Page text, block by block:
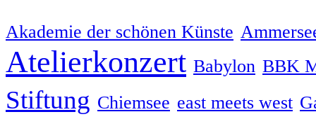
Akademie der schönen Künste
Atelierkonzert Babylon BBK
Stiftung Chiemsee east meets west